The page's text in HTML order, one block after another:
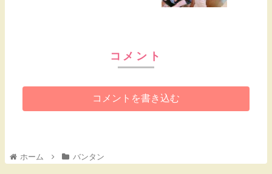
コメント
コメントを書き込む
ホーム バンタン